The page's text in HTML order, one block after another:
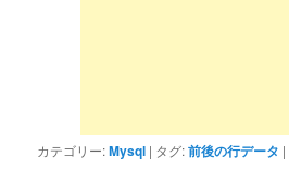
カテゴリー:Mysql | タグ:前後の行データ |